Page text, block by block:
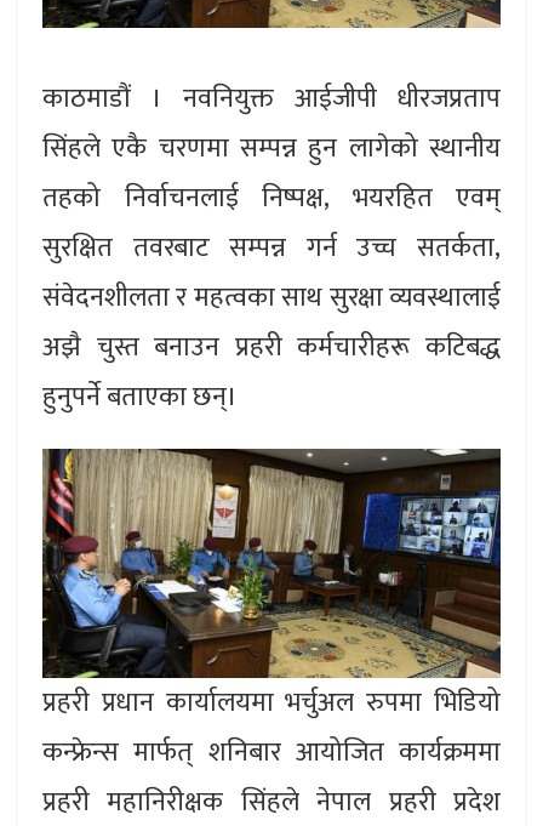
काठमाडौं । नवनियुक्त आईजीपी धीरजप्रताप
सिंहले एकै चरणमा सम्पन्न हुन लागेको स्थानीय
तहको निर्वाचनलाई निष्पक्ष, भयरहित एवम्
सुरक्षित तवरबाट सम्पन्न गर्न उच्च सतर्कता,
संवेदनशीलता र महत्वका साथ सुरक्षा व्यवस्थालाई
अझै चुस्त बनाउन प्रहरी कर्मचारीहरू कटिबद्ध
हुनुपर्ने बताएका छन्।
प्रहरी प्रधान कार्यालयमा भर्चुअल रुपमा भिडियो
कन्फ्रेन्स मार्फत् शनिबार आयोजित कार्यक्रममा
प्रहरी महानिरीक्षक सिंहले नेपाल प्रहरी प्रदेश